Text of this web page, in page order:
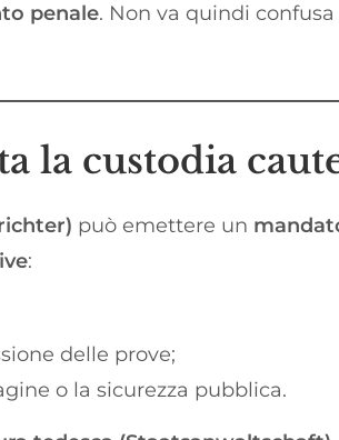
penale. Non va quindi confusa
la custodia
può emettere un
:
delle prove;
o la sicurezza pubblica.